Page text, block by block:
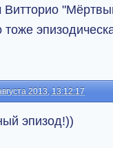
Витторио
тоже
2013, 13:12:17
эпизод!))